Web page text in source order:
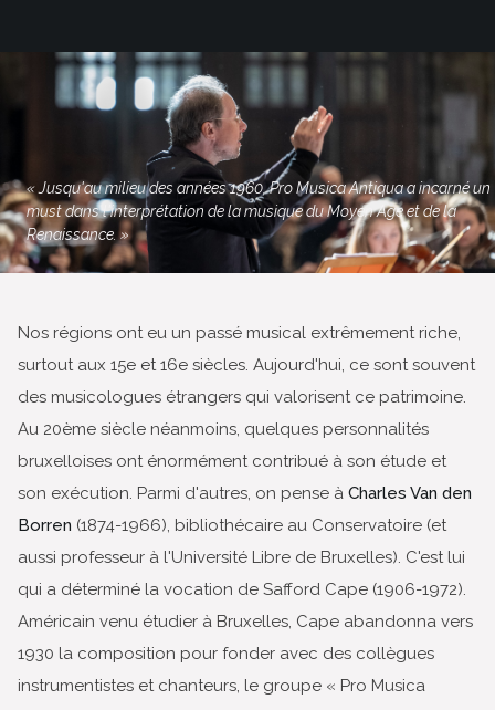
« Jusqu'au milieu des années 1960, Pro Musica Antiqua a incarné un
must dans l'interprétation de la musique du Moyen Age et de la
Renaissance. »
Nos régions ont eu un passé musical extrêmement riche,
surtout aux 15e et 16e siècles. Aujourd'hui, ce sont souvent
des musicologues étrangers qui valorisent ce patrimoine.
Au 20ème siècle néanmoins, quelques personnalités
bruxelloises ont énormément contribué à son étude et
son exécution. Parmi d'autres, on pense à Charles Van den
Borren (1874-1966), bibliothécaire au Conservatoire (et
aussi professeur à l'Université Libre de Bruxelles). C'est lui
qui a déterminé la vocation de Safford Cape (1906-1972).
Américain venu étudier à Bruxelles, Cape abandonna vers
1930 la composition pour fonder avec des collègues
instrumentistes et chanteurs, le groupe « Pro Musica